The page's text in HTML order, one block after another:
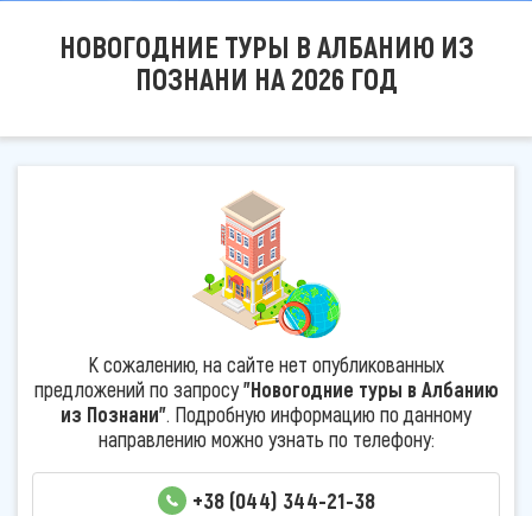
НОВОГОДНИЕ ТУРЫ В АЛБАНИЮ ИЗ
ПОЗНАНИ НА 2026 ГОД
К сожалению, на сайте нет опубликованных
предложений по запросу"Новогодние туры в Албанию
из Познани". Подробную информацию по данному
направлению можно узнать по телефону:
+38 (044) 344-21-38